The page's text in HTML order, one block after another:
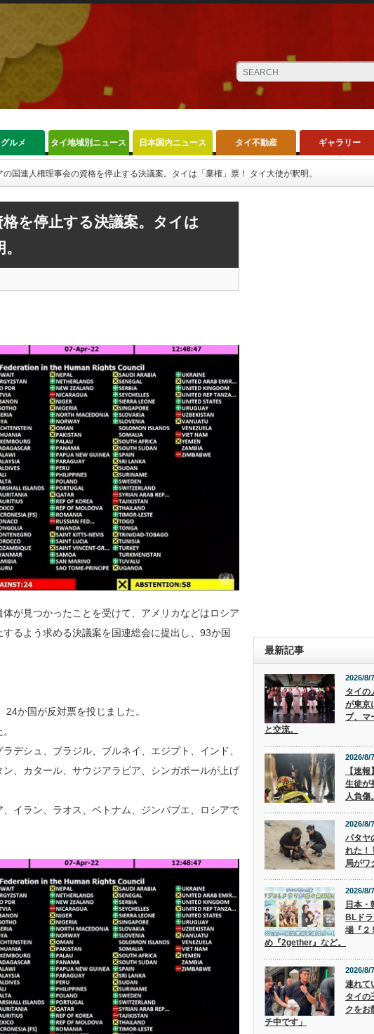
ルメ タイ地域別ニュース 日本国内ニュース タイ不動産 ギャラリー
の国連人権理事会の資格を停止する決議案。タイは「棄権」票！ タイ大使が釈明。
を停止する決議案。タイは
が見つかったことを受けて、アメリカなどはロシア
るよう求める決議案を国連総会に提出し、93か国
か国が反対票を投じました。
デシュ、ブラジル、ブルネイ、エジプト、インド、
、カタール、サウジアラビア、シンガポールが上げ
イラン、ラオス、ベトナム、ジンバブエ、ロシアで
最新記事
2026/8/7
タイの
が東京
プ、マ
と交流。
2026/8/7
【速
生徒が
人負傷
2026/8/7
パタヤ
れた！
局がワ
2026/8/7
日本・
BLド
場『２
め『2gether』など。
2026/8/7
連れて
タイの
クをお
チ中です」